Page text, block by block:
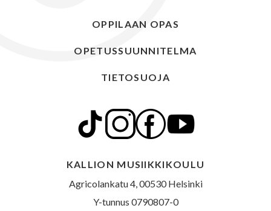
OPPILAAN OPAS
OPETUSSUUNNITELMA
TIETOSUOJA
KALLION MUSIIKKIKOULU
Agricolankatu 4, 00530 Helsinki
Y-tunnus 0790807-0